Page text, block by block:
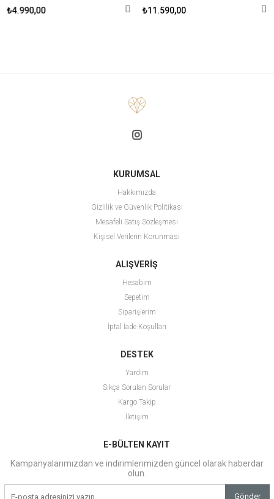
₺4.990,00 ₺11.590,00
KURUMSAL
Hakkımızda
Gizlilik ve Güvenlik Politikası
Mesafeli Satış Sözleşmesi
Kişisel Verilerin Korunması
ALIŞVERİŞ
Hesabım
Sepetim
Siparişlerim
İptal İade Koşulları
DESTEK
Yardım
Sıkça Sorulan Sorular
Kargo Takip
İletişim
E-BÜLTEN KAYIT
Kampanyalarımızdan ve indirimlerimizden güncel olarak haberdar
olun.
Gönder